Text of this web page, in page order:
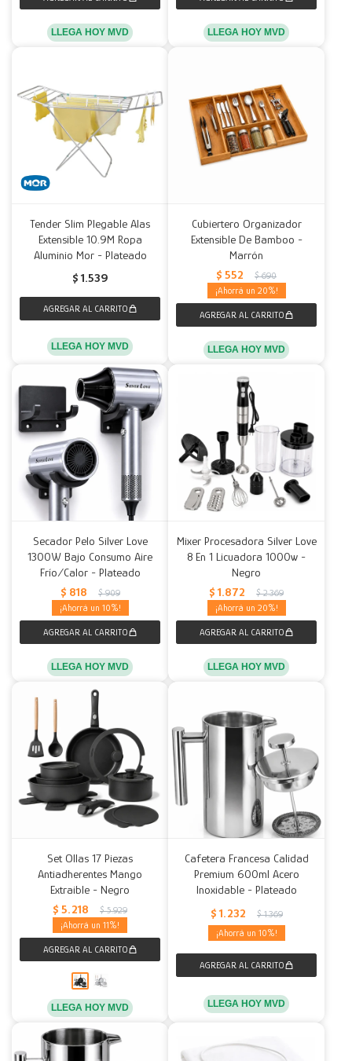
LLEGA HOY MVD LLEGA HOY MVD
Tender Slim Plegable Alas
Extensible 10.9M Ropa
Aluminio Mor - Plateado
$ 1.539
LLEGA HOY MVD
Cubiertero Organizador
Extensible De Bamboo -
Marrón
$ 552 $ 690
20
LLEGA HOY MVD
Secador Pelo Silver Love
1300W Bajo Consumo Aire
Frío/Calor - Plateado
$ 818 $ 909
10
LLEGA HOY MVD
Mixer Procesadora Silver Love
8 En 1 Licuadora 1000w -
Negro
$ 1.872 $ 2.369
20
LLEGA HOY MVD
Set Ollas 17 Piezas
Antiadherentes Mango
Extraible - Negro
$ 5.218 $ 5.929
11
LLEGA HOY MVD
Cafetera Francesa Calidad
Premium 600ml Acero
Inoxidable - Plateado
$ 1.232 $ 1.369
10
LLEGA HOY MVD